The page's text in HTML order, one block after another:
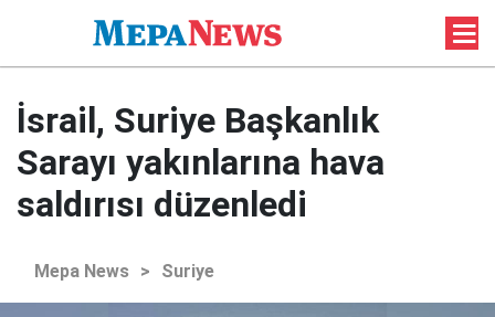
İsrail, Suriye Başkanlık
Sarayı yakınlarına hava
saldırısı düzenledi
Mepa News > Suriye